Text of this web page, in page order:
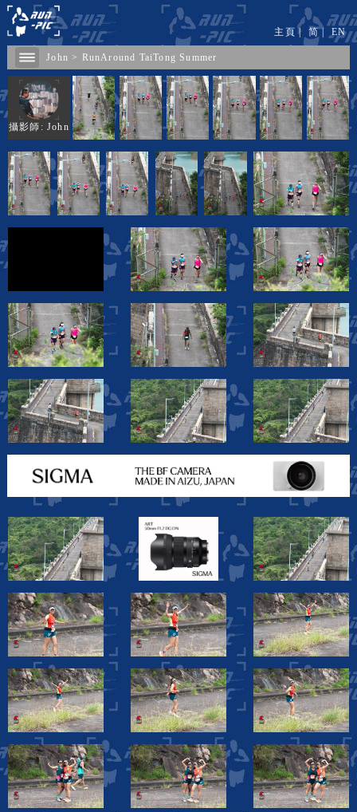
John > RunAround TaiTong Summer
主頁 | 简| EN
攝影師: John